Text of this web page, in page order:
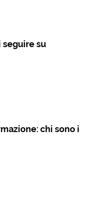
su
chi sono i